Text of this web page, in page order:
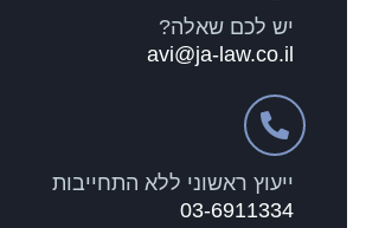
יש לכם שאלה?
avi@ja-law.co.il
ייעוץ ראשוני ללא התחייבות
03-6911334